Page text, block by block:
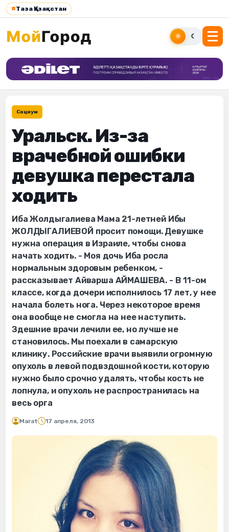
#Таза Қазақстан
☀ ☾
Социум
Уральск. Из-за
врачебной ошибки
девушка перестала
ходить
Иба Жолдыгалиева Мама 21-летней Ибы
ЖОЛДЫГАЛИЕВОЙ просит помощи. Девушке
нужна операция в Израиле, чтобы снова
начать ходить. - Моя дочь Иба росла
нормальным здоровым ребенком, -
рассказывает Айварша АЙМАШЕВА. - В 11-ом
классе, когда дочери исполнилось 17 лет, у нее
начала болеть нога. Через некоторое время
она вообще не смогла на нее наступить.
Здешние врачи лечили ее, но лучше не
становилось. Мы поехали в самарскую
клинику. Российские врачи выявили огромную
опухоль в левой подвздошной кости, которую
нужно было срочно удалять, чтобы кость не
лопнула, и опухоль не распространилась на
весь орга
Marat 17 апреля, 2013